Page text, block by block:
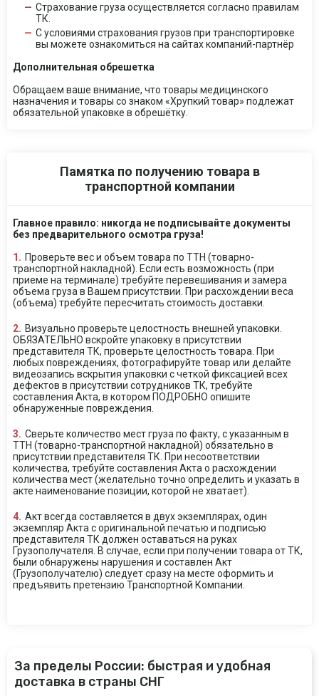
Страхование груза осуществляется согласно правилам
ТК.
С условиями страхования грузов при транспортировке
вы можете ознакомиться на сайтах компаний-партнёр
Дополнительная обрешетка
Обращаем ваше внимание, что товары медицинского
назначения и товары со знаком «Хрупкий товар» подлежат
обязательной упаковке в обрешётку.
Памятка по получению товара в
транспортной компании
Главное правило: никогда не подписывайте документы
без предварительного осмотра груза!
Проверьте вес и объем товара по ТТН (товарно-
транспортной накладной). Если есть возможность (при
приеме на терминале) требуйте перевешивания и замера
объема груза в Вашем присутствии. При расхождении веса
(объема) требуйте пересчитать стоимость доставки.
Визуально проверьте целостность внешней упаковки.
ОБЯЗАТЕЛЬНО вскройте упаковку в присутствии
представителя ТК, проверьте целостность товара. При
любых повреждениях, фотографируйте товар или делайте
видеозапись вскрытия упаковки с четкой фиксацией всех
дефектов в присутствии сотрудников ТК, требуйте
составления Акта, в котором ПОДРОБНО опишите
обнаруженные повреждения.
Сверьте количество мест груза по факту, с указанным в
ТТН (товарно-транспортной накладной) обязательно в
присутствии представителя ТК. При несоответствии
количества, требуйте составления Акта о расхождении
количества мест (желательно точно определить и указать в
акте наименование позиции, которой не хватает).
Акт всегда составляется в двух экземплярах, один
экземпляр Акта с оригинальной печатью и подписью
представителя ТК должен оставаться на руках
Грузополучателя. В случае, если при получении товара от ТК,
были обнаружены нарушения и составлен Акт
(Грузополучателю) следует сразу на месте оформить и
предъявить претензию Транспортной Компании.
За пределы России: быстрая и удобная
доставка в страны СНГ